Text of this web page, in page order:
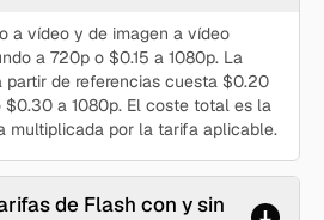
a vídeo y de imagen a vídeo
a 720p o $0.15 a 1080p. La
partir de referencias cuesta $0.20
$0.30 a 1080p. El coste total es la
multiplicada por la tarifa aplicable.
de Flash con y sin